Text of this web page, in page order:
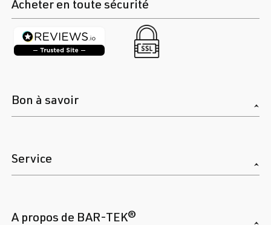
Acheter en toute sécurité
Bon à savoir
Service
A propos de BAR-TEK®